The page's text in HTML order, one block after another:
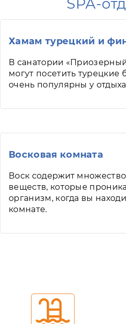
SPA-
Хамам турецкий и
В санатории
могут посетить
очень популярны у
Восковая комната
Воск содержит
веществ, которые
организм, когда вы
комнате.